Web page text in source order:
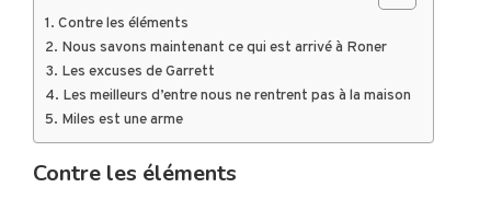
Contre les éléments
Nous savons maintenant ce qui est arrivé à Roner
Les excuses de Garrett
Les meilleurs d’entre nous ne rentrent pas à la maison
Miles est une arme
Contre les éléments